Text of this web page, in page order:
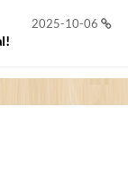
2025-10-06
Pay More